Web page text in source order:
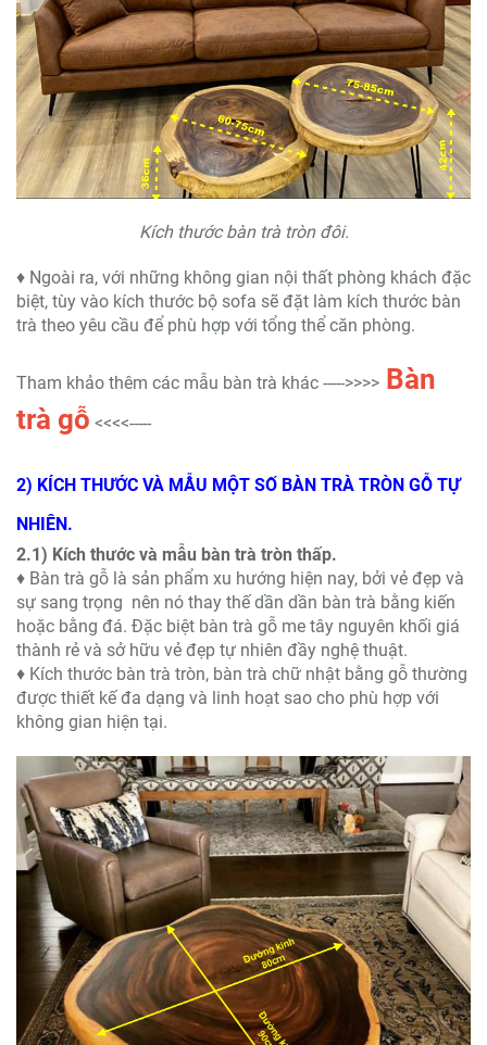
Kích thước bàn trà tròn đôi.
♦ Ngoài ra, với những không gian nội thất phòng khách đặc
biệt, tùy vào kích thước bộ sofa sẽ đặt làm kích thước bàn
trà theo yêu cầu để phù hợp với tổng thể căn phòng.
Tham khảo thêm các mẫu bàn trà khác ----->>>> Bàn
trà gỗ <<<<-----
2) KÍCH THƯỚC VÀ MẪU MỘT SỐ BÀN TRÀ TRÒN GỖ TỰ
NHIÊN.
2.1) Kích thước và mẫu bàn trà tròn thấp.
♦ Bàn trà gỗ là sản phẩm xu hướng hiện nay, bởi vẻ đẹp và
sự sang trọng nên nó thay thế dần dần bàn trà bằng kiến
hoặc bằng đá. Đặc biệt bàn trà gỗ me tây nguyên khối giá
thành rẻ và sở hữu vẻ đẹp tự nhiên đầy nghệ thuật.
♦ Kích thước bàn trà tròn, bàn trà chữ nhật bằng gỗ thường
được thiết kế đa dạng và linh hoạt sao cho phù hợp với
không gian hiện tại.